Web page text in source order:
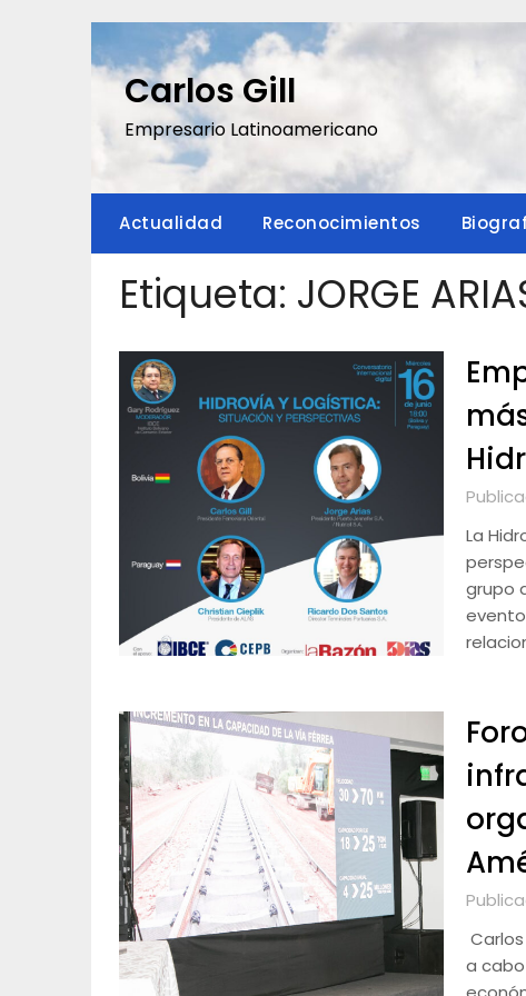
Carlos Gill
Empresario Latinoamericano
Actualidad Reconocimientos
Etiqueta: JORGE
La
grupo
a